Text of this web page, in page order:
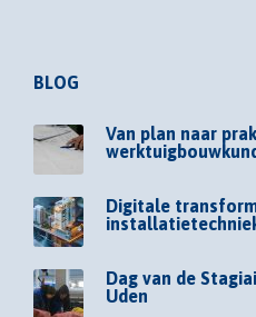
BLOG
Van plan naar
Digitale
Dag van de
Uden